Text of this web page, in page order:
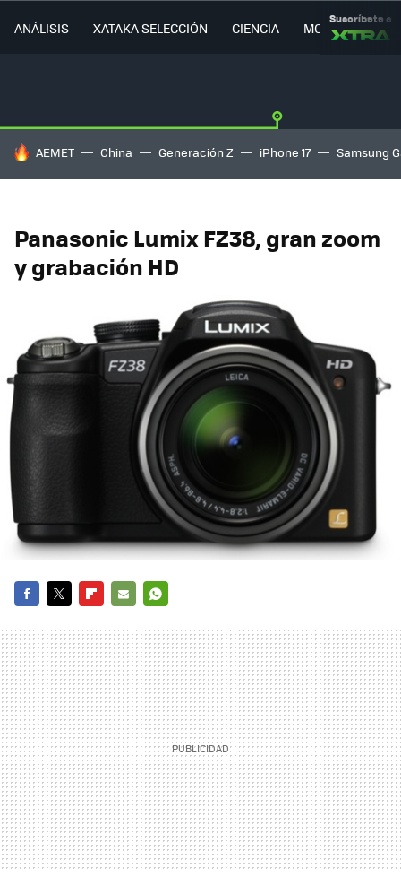
ANÁLISIS XATAKA SELECCIÓN CIENCIA MOVILIDAD
Suscríbete a
HOY SE HABLA DE
AEMET China Generación Z iPhone 17 Samsung
Panasonic Lumix FZ38, gran zoom
y grabación HD
MAIL